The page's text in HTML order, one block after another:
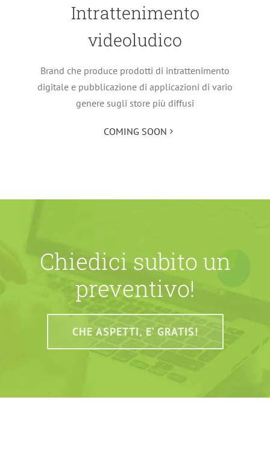
Intrattenimento
videoludico
Brand che produce prodotti di intrattenimento
digitale e pubblicazione di applicazioni di vario
genere sugli store più diffusi
COMING SOON
Chiedici subito un
preventivo!
CHE ASPETTI, E’ GRATIS!